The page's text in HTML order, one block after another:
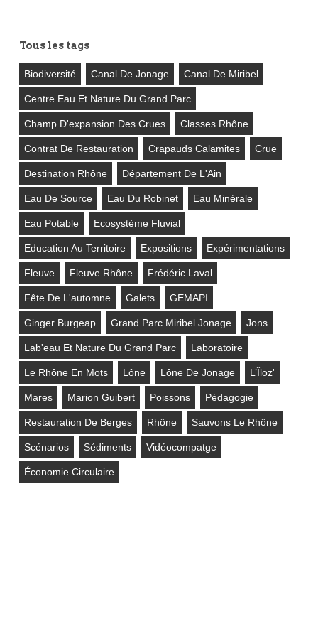
Tous les tags
Biodiversité Canal De Jonage Canal De Miribel
Centre Eau Et Nature Du Grand Parc
Champ D'expansion Des Crues Classes Rhône
Contrat De Restauration Crapauds Calamites Crue
Destination Rhône Département De L'Ain
Eau De Source Eau Du Robinet Eau Minérale
Eau Potable Ecosystème Fluvial
Education Au Territoire Expositions Expérimentations
Fleuve Fleuve Rhône Frédéric Laval
Fête De L'automne Galets GEMAPI
Ginger Burgeap Grand Parc Miribel Jonage Jons
Lab'eau Et Nature Du Grand Parc Laboratoire
Le Rhône En Mots Lône Lône De Jonage L’Îloz'
Mares Marion Guibert Poissons Pédagogie
Restauration De Berges Rhône Sauvons Le Rhône
Scénarios Sédiments Vidéocompatge
Économie Circulaire